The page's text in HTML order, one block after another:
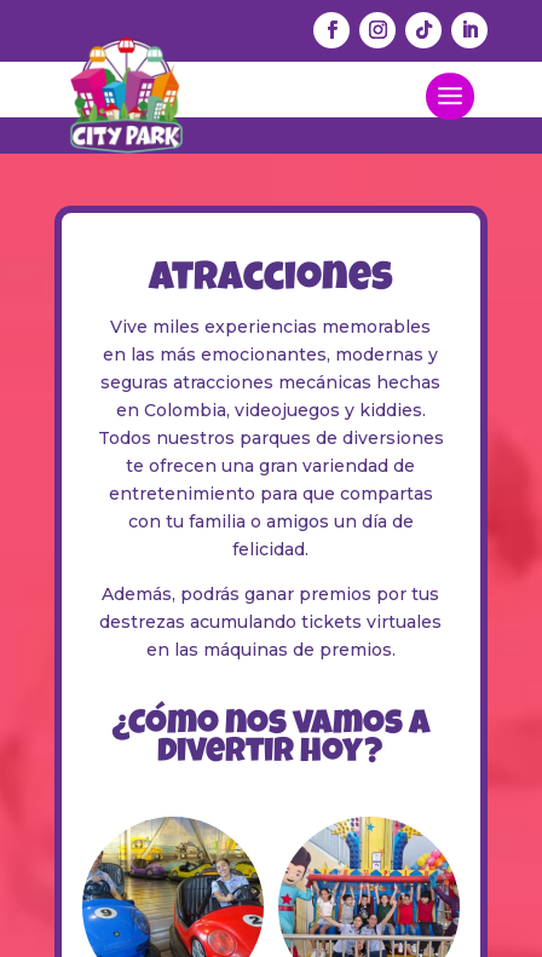
Atracciones
Vive miles experiencias memorables
en las más emocionantes, modernas y
seguras atracciones mecánicas hechas
en Colombia, videojuegos y kiddies.
Todos nuestros parques de diversiones
te ofrecen una gran variendad de
entretenimiento para que compartas
con tu familia o amigos un día de
felicidad.
Además, podrás ganar premios por tus
destrezas acumulando tickets virtuales
en las máquinas de premios.
¿Cómo nos vamos a
divertir hoy?